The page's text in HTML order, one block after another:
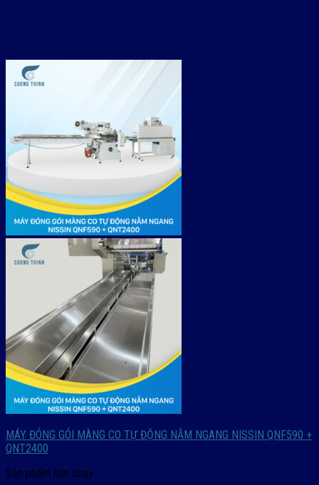
MÁY ĐÓNG GÓI MÀNG CO TỰ ĐỘNG NẰM NGANG NISSIN QNF590 +
QNT2400
Sản phẩm bán chạy